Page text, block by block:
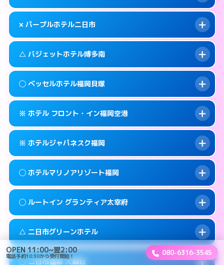
info このホテルの詳細ページを見る →
smartphone 092-552-4400
map 福岡市南区大橋1-7-15
info このホテルの詳細ページを見る →
案内方法:女性が直接お部屋まで伺います。
smartphone 092-846-8585
map 福岡市早良区百道浜1-3-70
info このホテルの詳細ページを見る →
案内方法:
女性が直接お部屋まで伺います。
smartphone 092-822-5001
map 福岡市早良区百道浜1-7-4
info このホテルの詳細ページを見る →
× パープルホテル二日市
案内方法: 派遣できません。
smartphone 092-922-2131
map 筑紫野市湯町2-5-6
info このホテルの詳細ページを見る →
△ バジェットホテル博多南
案内方法:
状況により派遣できません。
smartphone 092-592-0033
map 春日市上白水8-152
info このホテルの詳細ページを見る →
◯ ベッセルホテル福岡貝塚
案内方法: 女性が直接お部屋まで伺います。
smartphone 092-642-0101
map 福岡市東区箱崎7-10-65
info このホテルの詳細ページを見る →
※ ホテル フロント・イン福岡空港
案内方法: カードキーにつきホテルの入り口で
待ち合わせ。
info このホテルの詳細ページを見る →
※ ホテルジャパネスク福岡
案内方法:
カードキーにつきホテルの入り口で
待ち合わせ。
map 福岡市東区箱崎6-18−12
info このホテルの詳細ページを見る →
◯ ホテルマリノアリゾート福岡
案内方法:
女性が直接お部屋まで伺います。
smartphone 092-895-5511
map 福岡市西区小戸2-12-43
◯ ルートイン グランティア太宰府
交通費:3,000円
案内方法:女性が直接お部屋まで伺います。
△ 二日市グリーンホテル
◯ 二日市温泉 大観荘
OPEN 11:00~翌2:00
電話予約10:30から受付開始！ 080-6316-3545